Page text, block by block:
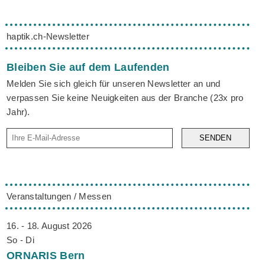
haptik.ch-Newsletter
Bleiben Sie auf dem Laufenden
Melden Sie sich gleich für unseren Newsletter an und
verpassen Sie keine Neuigkeiten aus der Branche (23x pro
Jahr).
SENDEN
Veranstaltungen / Messen
16. - 18. August 2026
So - Di
ORNARIS Bern